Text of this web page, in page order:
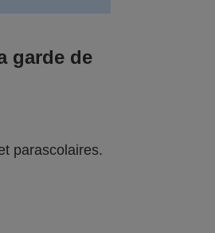
garde de
parascolaires.